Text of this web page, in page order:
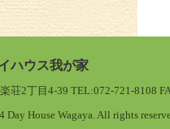
ハウス我が家
荘2丁目4-39 TEL:072-721-8108
House Wagaya. All rights